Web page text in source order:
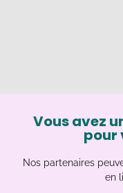
Vous avez
pour
Nos partenaires
en